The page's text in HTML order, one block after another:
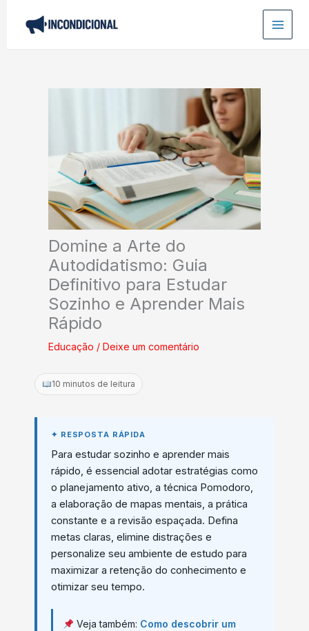
Domine a Arte do
Autodidatismo: Guia
Definitivo para Estudar
Sozinho e Aprender Mais
Rápido
Educação / Deixe um comentário
10 minutos de leitura
Para estudar sozinho e aprender mais
rápido, é essencial adotar estratégias como
o planejamento ativo, a técnica Pomodoro,
a elaboração de mapas mentais, a prática
constante e a revisão espaçada. Defina
metas claras, elimine distrações e
personalize seu ambiente de estudo para
maximizar a retenção do conhecimento e
otimizar seu tempo.
Veja também: Como descobrir um